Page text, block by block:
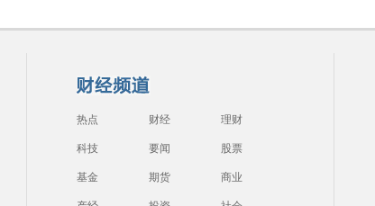
热点 财经 理财
科技 要闻 股票
基金 期货 商业